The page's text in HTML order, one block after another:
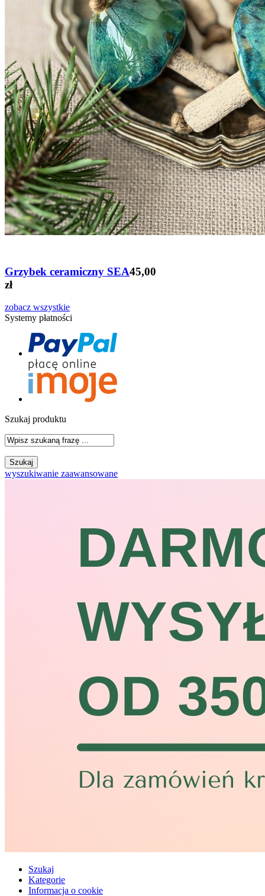
Grzybek ceramiczny SEA45,00
zł
zobacz wszystkie
Systemy płatności
Szukaj produktu
wyszukiwanie zaawansowane
Szukaj
Kategorie
Informacja o cookie